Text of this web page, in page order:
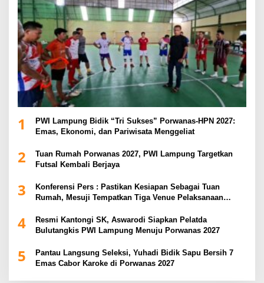
1
PWI Lampung Bidik “Tri Sukses” Porwanas-HPN 2027:
Emas, Ekonomi, dan Pariwisata Menggeliat
2
Tuan Rumah Porwanas 2027, PWI Lampung Targetkan
Futsal Kembali Berjaya
3
Konferensi Pers : Pastikan Kesiapan Sebagai Tuan
Rumah, Mesuji Tempatkan Tiga Venue Pelaksanaan
4
Resmi Kantongi SK, Aswarodi Siapkan Pelatda
Bulutangkis PWI Lampung Menuju Porwanas 2027
5
Pantau Langsung Seleksi, Yuhadi Bidik Sapu Bersih 7
Emas Cabor Karoke di Porwanas 2027